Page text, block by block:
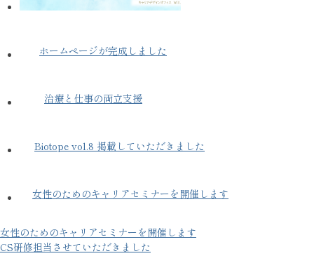
ホームページが完成しました
治療と仕事の両立支援
Biotope vol.8 掲載していただきました
女性のためのキャリアセミナーを開催します
女性のためのキャリアセミナーを開催します
CS研修担当させていただきました